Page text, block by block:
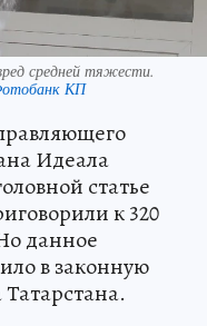
средней тяжести.
КП
Идеала
статье
к 320
данное
в законную